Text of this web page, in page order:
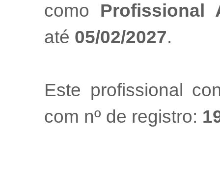
como Profissional
até 05/02/2027.
Este profissional
com nº de registro: